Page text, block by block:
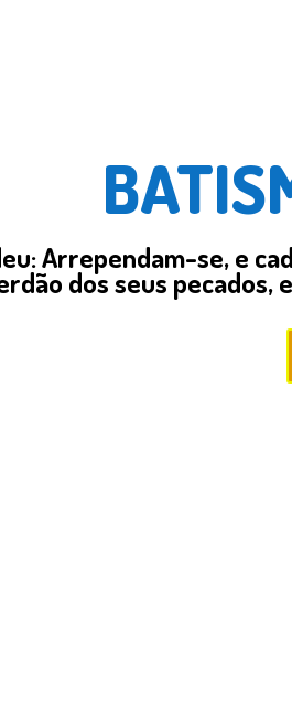
Arrependam-se, e
dos seus pecados,